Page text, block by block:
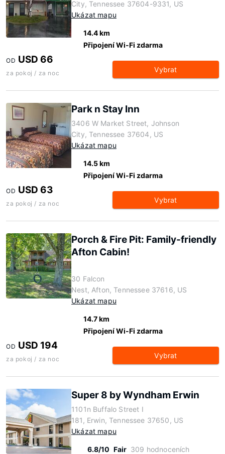
City, Tennessee 37604-9331, US
Ukázat mapu
14.4 km
Připojení Wi-Fi zdarma
OD USD 66
za pokoj / za noc Vybrat
Park n Stay Inn
3406 W Market Street, Johnson
City, Tennessee 37604, US
Ukázat mapu
14.5 km
Připojení Wi-Fi zdarma
OD USD 63
za pokoj / za noc Vybrat
Porch & Fire Pit: Family-friendly
Afton Cabin!
30 Falcon
Nest, Afton, Tennessee 37616, US
Ukázat mapu
14.7 km
Připojení Wi-Fi zdarma
OD USD 194
za pokoj / za noc Vybrat
Super 8 by Wyndham Erwin
1101n Buffalo Street I
181, Erwin, Tennessee 37650, US
Ukázat mapu
6.8/10 Fair 309 hodnoceních